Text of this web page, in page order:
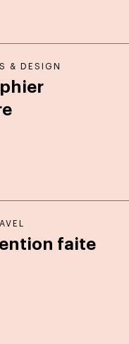
& DESIGN
faite